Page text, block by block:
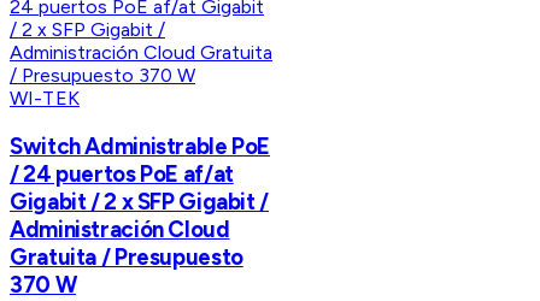
WI-TEK
Switch Administrable PoE
/ 24 puertos PoE af/at
Gigabit / 2 x SFP Gigabit /
Administración Cloud
Gratuita / Presupuesto
370 W